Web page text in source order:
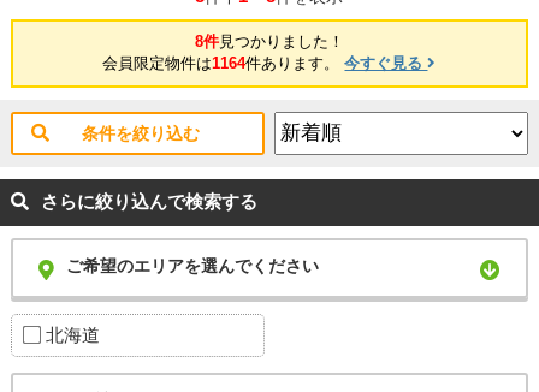
8件見つかりました！
会員限定物件は1164件あります。今すぐ見る
条件を絞り込む
さらに絞り込んで検索する
ご希望のエリアを選んでください
北海道